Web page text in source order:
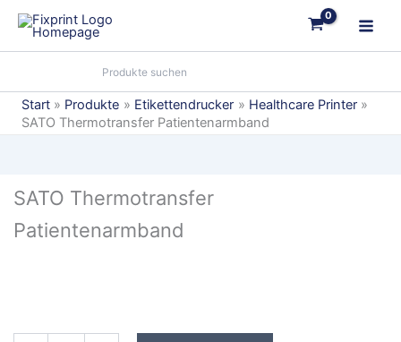
Zum
Inhalt
springen
Start Produkte Etikettendrucker
Healthcare Printer
SATO Thermotransfer Patientenarmband
SATO Thermotransfer
Patientenarmband